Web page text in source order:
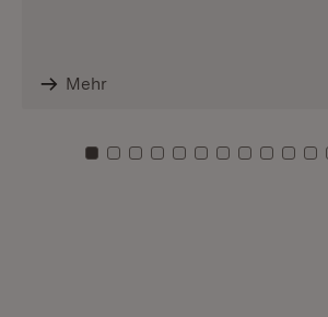
Mehr
Zu Kachel: 0
Zu Kachel: 1
Zu Kachel: 2
Zu Kachel: 3
Zu Kachel: 4
Zu Kachel: 5
Zu Kachel:
ZuZuZu